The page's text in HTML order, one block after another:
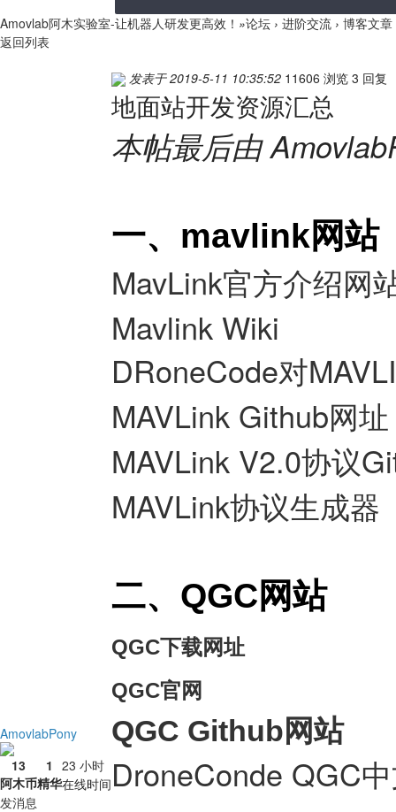
Amovlab阿木实验室-让机器人研发更高效！ »论坛 › 进阶交流 › 博客文章
返回列表
AmovlabPony
13
阿木币
1
精华
23 小时
在线时间
发消息
发表于 2019-5-11 10:35:52 11606 浏览 3 回复
地面站开发资源汇总
本帖最后由
一、mavlink网站
MavLink官方介绍网
Mavlink Wiki
DRoneCode对
MAVLink Github网址
MAVLink V2.0协议
MAVLink协议生成器
二、QGC网站
QGC下载网址
QGC官网
QGC Github网站
DroneConde QGC